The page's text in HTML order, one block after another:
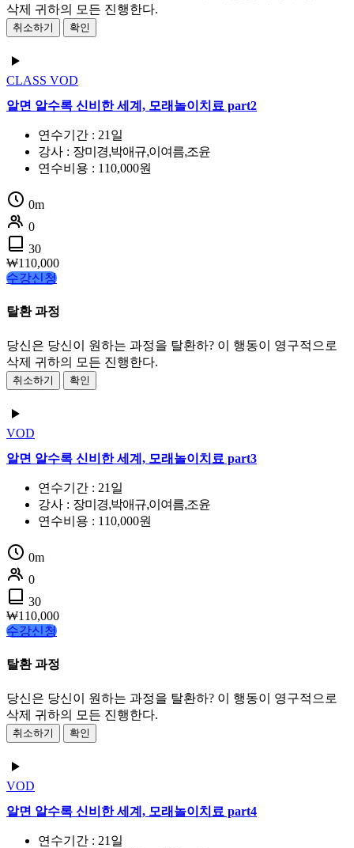
삭제 귀하의 모든 진행한다.
취소하기 확인
CLASS VOD
알면 알수록 신비한 세계, 모래놀이치료 part2
연수기간 : 21일
강사 : 장미경,박애규,이여름,조윤
연수비용 : 110,000원
0m
0
30
₩110,000
수강신청
탈환 과정
당신은 당신이 원하는 과정을 탈환하? 이 행동이 영구적으로
삭제 귀하의 모든 진행한다.
취소하기 확인
VOD
알면 알수록 신비한 세계, 모래놀이치료 part3
연수기간 : 21일
강사 : 장미경,박애규,이여름,조윤
연수비용 : 110,000원
0m
0
30
₩110,000
수강신청
탈환 과정
당신은 당신이 원하는 과정을 탈환하? 이 행동이 영구적으로
삭제 귀하의 모든 진행한다.
취소하기 확인
VOD
알면 알수록 신비한 세계, 모래놀이치료 part4
연수기간 : 21일